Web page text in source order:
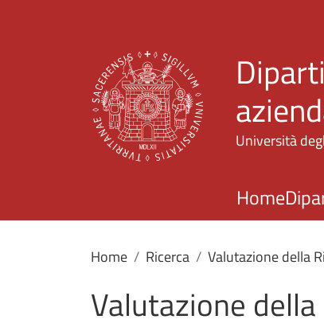
Università
Home
Home Ricerca Valutazione della
Valutazione della